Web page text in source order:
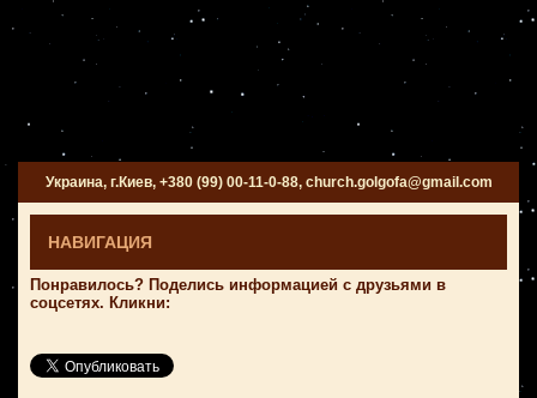
Украина, г.Киев, +380 (99) 00-11-0-88, church.golgofa@gmail.com
НАВИГАЦИЯ
Понравилось? Поделись информацией с друзьями в
соцсетях. Кликни: